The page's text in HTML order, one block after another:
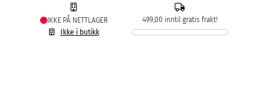
IKKE PÅ NETTLAGER
Ikke i butikk
499,00 inntil gratis frakt!